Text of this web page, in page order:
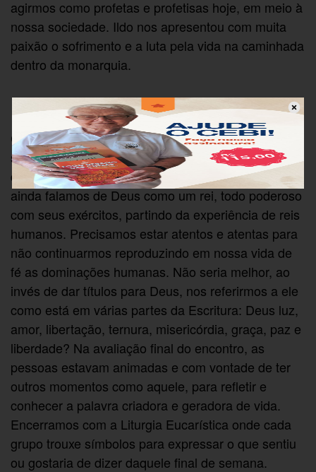
agirmos como profetas e profetisas hoje, em meio à
nossa sociedade. Ildo nos apresentou com muita
paixão o sofrimento e a luta pela vida na caminhada
dentro da monarquia.
Chamou-nos a atenção para nossa relação com o
sagrado ainda hoje. Já estamos no século XXI, mas
quando nos referimos ao mistério, ao sagrado,
ainda falamos de Deus como um rei, todo poderoso
com seus exércitos, partindo da experiência de reis
humanos. Precisamos estar atentos e atentas para
não continuarmos reproduzindo em nossa vida de
fé as dominações humanas. Não seria melhor, ao
invés de dar títulos para Deus, nos referirmos a ele
como está em várias partes da Escritura: Deus luz,
amor, libertação, ternura, misericórdia, graça, paz e
liberdade? Na avaliação final do encontro, as
pessoas estavam animadas e com vontade de ter
outros momentos como aquele, para refletir e
conhecer a palavra criadora e geradora de vida.
Encerramos com a Liturgia Eucarística onde cada
grupo trouxe símbolos para expressar o que sentiu
ou gostaria de dizer daquele final de semana.